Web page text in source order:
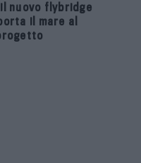
il nuovo flybridge
il mare al